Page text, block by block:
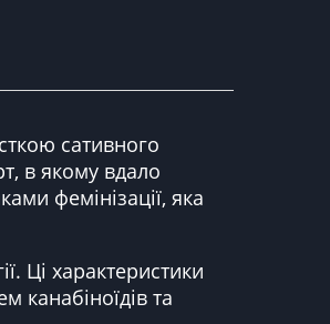
сативного
в якому вдало
фемінізації, яка
Ці характеристики
канабіноїдів та